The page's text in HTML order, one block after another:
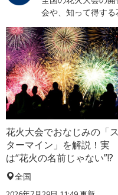
会や、知って得する
花火大会でおなじみの「ス
ターマイン」を解説！実
は“花火の名前じゃない”!?
全国